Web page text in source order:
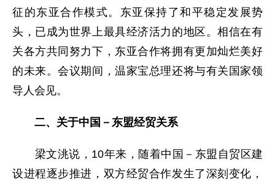
征的东亚合作模式。东亚保持了和平稳定发展势
头，已成为世界上最具经济活力的地区。相信在有
关各方共同努力下，东亚合作将拥有更加灿烂美好
的未来。会议期间，温家宝总理还将与有关国家领
导人会见。
二、关于中国－东盟经贸关系
梁文洮说，10年来，随着中国－东盟自贸区建
设进程逐步推进，双方经贸合作发生了深刻变化，